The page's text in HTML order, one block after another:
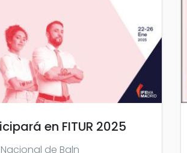
en FITUR 2025
de Baln